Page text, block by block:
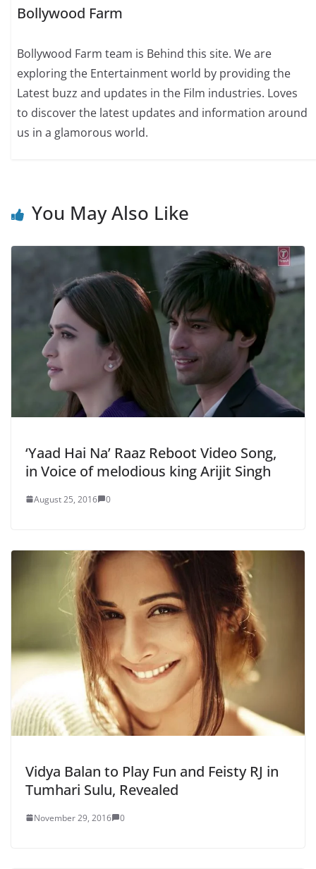
Bollywood Farm
Bollywood Farm team is Behind this site. We are
exploring the Entertainment world by providing the
Latest buzz and updates in the Film industries. Loves
to discover the latest updates and information around
us in a glamorous world.
You May Also Like
‘Yaad Hai Na’ Raaz Reboot Video Song,
in Voice of melodious king Arijit Singh
August 25, 2016 0
Vidya Balan to Play Fun and Feisty RJ in
Tumhari Sulu, Revealed
November 29, 2016 0